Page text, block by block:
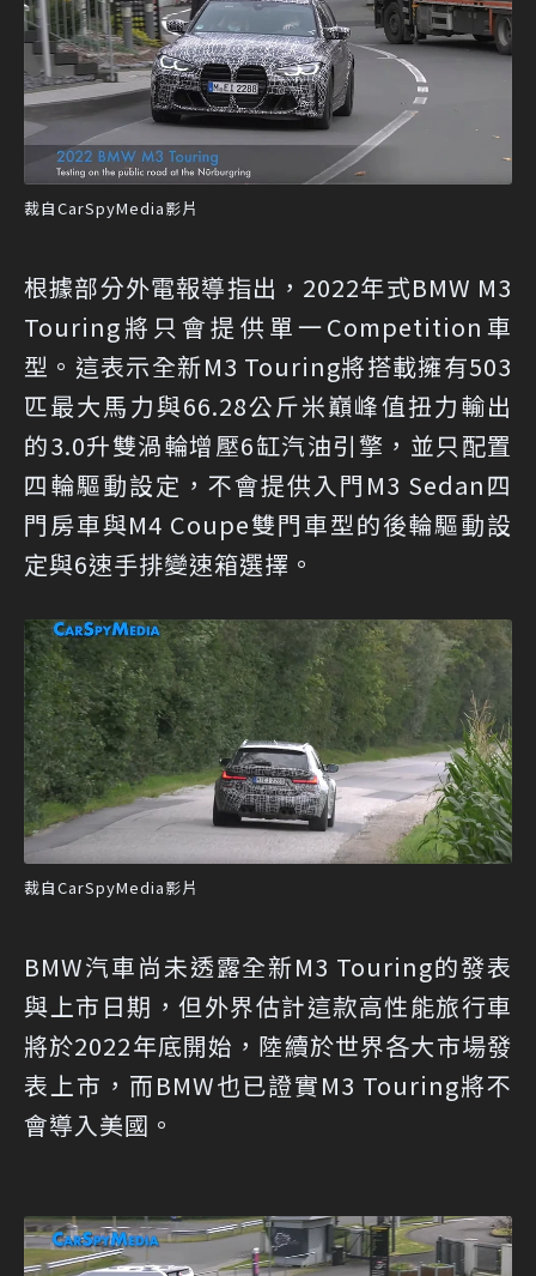
裁自CarSpyMedia影片
根據部分外電報導指出，2022年式BMW M3
Touring將只會提供單一Competition車
型。這表示全新M3 Touring將搭載擁有503
匹最大馬力與66.28公斤米巔峰值扭力輸出
的3.0升雙渦輪增壓6缸汽油引擎，並只配置
四輪驅動設定，不會提供入門M3 Sedan四
門房車與M4 Coupe雙門車型的後輪驅動設
定與6速手排變速箱選擇。
裁自CarSpyMedia影片
BMW汽車尚未透露全新M3 Touring的發表
與上市日期，但外界估計這款高性能旅行車
將於2022年底開始，陸續於世界各大市場發
表上市，而BMW也已證實M3 Touring將不
會導入美國。